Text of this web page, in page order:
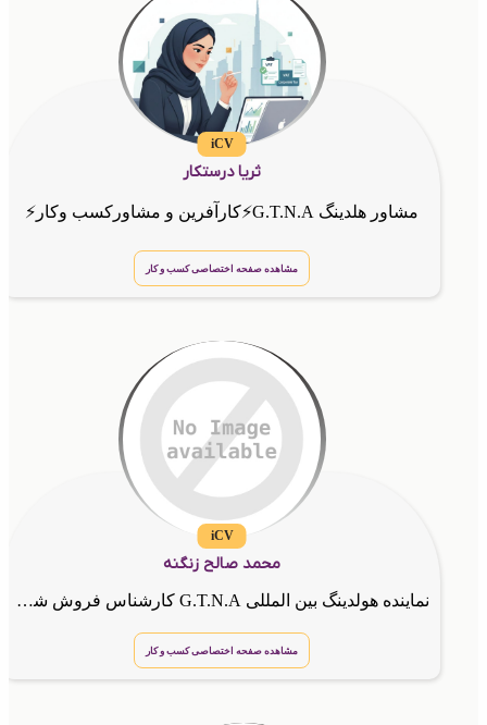
iCV
ثریا درستکار
مشاور هلدینگ G.T.N.A⚡کارآفرین و مشاورکسب وکار⚡
مشاهده صفحه اختصاصی کسب و کار
iCV
محمد صالح زنگنه
نماینده هولدینگ بین المللی G.T.N.A کارشناس فروش شرکت گسترش طراحان نقش الماس مشاوره جهت شروع کار و همکاری و افزایش فروش وارتباط قوی با مشتری و موفقیت در کسب و کار شما
مشاهده صفحه اختصاصی کسب و کار